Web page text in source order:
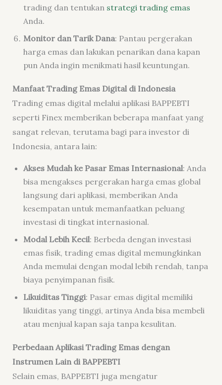
trading dan tentukan strategi trading emas
Anda.
Monitor dan Tarik Dana: Pantau pergerakan
harga emas dan lakukan penarikan dana kapan
pun Anda ingin menikmati hasil keuntungan.
Manfaat Trading Emas Digital di Indonesia
Trading emas digital melalui aplikasi BAPPEBTI
seperti Finex memberikan beberapa manfaat yang
sangat relevan, terutama bagi para investor di
Indonesia, antara lain:
Akses Mudah ke Pasar Emas Internasional: Anda
bisa mengakses pergerakan harga emas global
langsung dari aplikasi, memberikan Anda
kesempatan untuk memanfaatkan peluang
investasi di tingkat internasional.
Modal Lebih Kecil: Berbeda dengan investasi
emas fisik, trading emas digital memungkinkan
Anda memulai dengan modal lebih rendah, tanpa
biaya penyimpanan fisik.
Likuiditas Tinggi: Pasar emas digital memiliki
likuiditas yang tinggi, artinya Anda bisa membeli
atau menjual kapan saja tanpa kesulitan.
Perbedaan Aplikasi Trading Emas dengan
Instrumen Lain di BAPPEBTI
Selain emas, BAPPEBTI juga mengatur